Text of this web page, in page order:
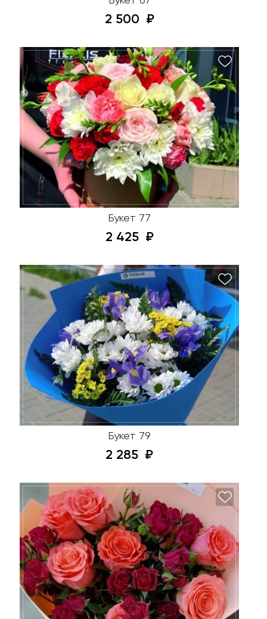
2 500
Букет 77
2 425
Букет 79
2 285